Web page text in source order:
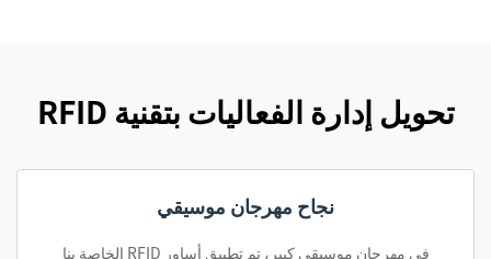
تحويل إدارة الفعاليات بتقنية RFID
نجاح مهرجان موسيقي
في مهرجان موسيقي كبير، تم تطبيق أساور RFID الخاصة بنا